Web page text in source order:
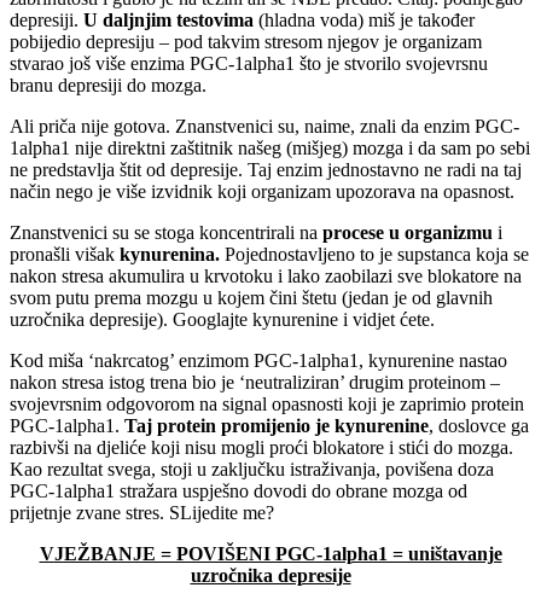
depresiji. U daljnjim testovima (hladna voda) miš je također
pobijedio depresiju – pod takvim stresom njegov je organizam
stvarao još više enzima PGC-1alpha1 što je stvorilo svojevrsnu
branu depresiji do mozga.
Ali priča nije gotova. Znanstvenici su, naime, znali da enzim PGC-
1alpha1 nije direktni zaštitnik našeg (mišjeg) mozga i da sam po sebi
ne predstavlja štit od depresije. Taj enzim jednostavno ne radi na taj
način nego je više izvidnik koji organizam upozorava na opasnost.
Znanstvenici su se stoga koncentrirali na procese u organizmu i
pronašli višak kynurenina. Pojednostavljeno to je supstanca koja se
nakon stresa akumulira u krvotoku i lako zaobilazi sve blokatore na
svom putu prema mozgu u kojem čini štetu (jedan je od glavnih
uzročnika depresije). Googlajte kynurenine i vidjet ćete.
Kod miša ‘nakrcatog’ enzimom PGC-1alpha1, kynurenine nastao
nakon stresa istog trena bio je ‘neutraliziran’ drugim proteinom –
svojevrsnim odgovorom na signal opasnosti koji je zaprimio protein
PGC-1alpha1. Taj protein promijenio je kynurenine, doslovce ga
razbivši na djeliće koji nisu mogli proći blokatore i stići do mozga.
Kao rezultat svega, stoji u zaključku istraživanja, povišena doza
PGC-1alpha1 stražara uspješno dovodi do obrane mozga od
prijetnje zvane stres. SLijedite me?
VJEŽBANJE = POVIŠENI PGC-1alpha1 = uništavanje
uzročnika depresije